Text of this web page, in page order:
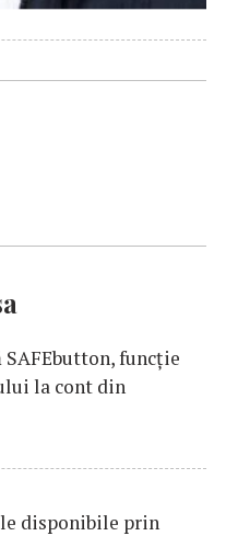
SAFEbutton, funcţie
la cont din
disponibile prin